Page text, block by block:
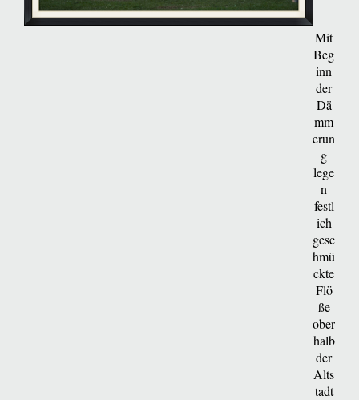
Mit
Beg
inn
der
Dä
mm
erun
g
lege
n
festl
ich
gesc
hmü
ckte
Flö
ße
ober
halb
der
Alts
tadt